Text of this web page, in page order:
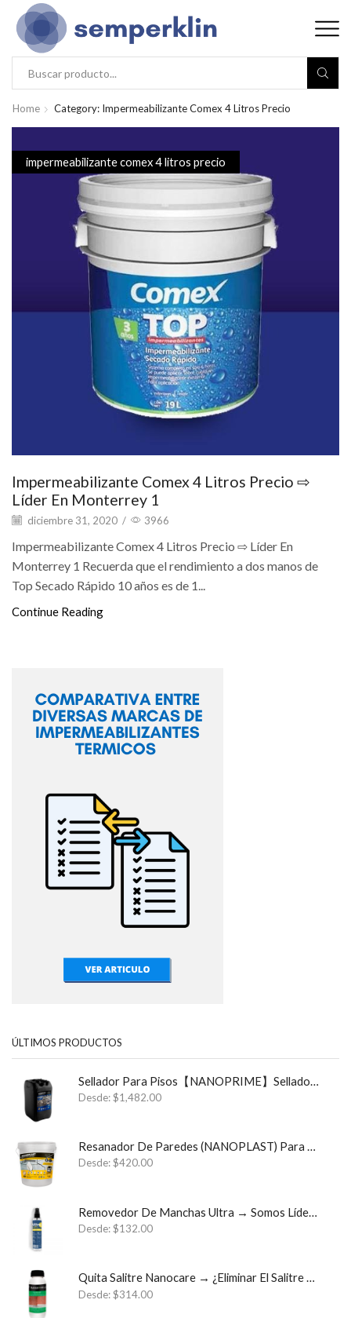
Home Category: Impermeabilizante Comex 4 Litros Precio
impermeabilizante comex 4 litros precio
Impermeabilizante Comex 4 Litros Precio ⇨
Líder En Monterrey 1
diciembre 31, 2020 / 3966
Impermeabilizante Comex 4 Litros Precio ⇨ Líder En
Monterrey 1 Recuerda que el rendimiento a dos manos de
Top Secado Rápido 10 años es de 1...
Continue Reading
ÚLTIMOS PRODUCTOS
Sellador Para Pisos【NANOPRIME】Sellador Para Estructuras y Cimientos ✓
Desde:$1,482.00
Resanador De Paredes (NANOPLAST) Para Sistemas Impermeables
Desde:$420.00
Removedor De Manchas Ultra → Somos Líder Monterrey Semperklin
Desde:$132.00
Quita Salitre Nanocare → ¿Eliminar El Salitre Para Siempre? ✓
Desde:$314.00